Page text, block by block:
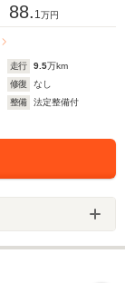
88. 1万円
走行 9.5万km
修復
なし
整備
法定整備付